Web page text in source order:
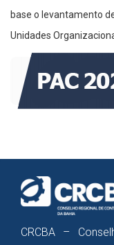
base o levantamento
Unidades
CRCBA –